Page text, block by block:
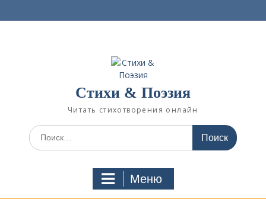
е
Стихи & Поэзия
Читать стихотворения онлайн
И
с
Меню